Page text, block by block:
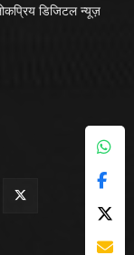
डिजिटल न्यूज़